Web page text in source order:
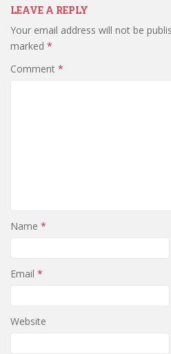
LEAVE A REPLY
Your email address will not be
marked *
Comment *
Name *
Email *
Website